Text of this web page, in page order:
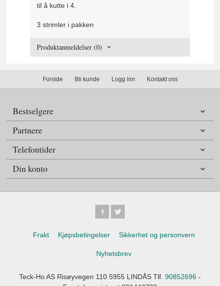
til å kutte i 4.
3 strimler i pakken
Produktanmeldelser (0)
Forside Bli kunde Logg inn Kontakt oss
Bestselgere
Partnere
Telefontider
Din konto
Frakt Kjøpsbetingelser Sikkerhet og personvern
Nyhetsbrev
Teck-Ho AS Risøyvegen 110 5955 LINDÅS Tlf. 90852696 -